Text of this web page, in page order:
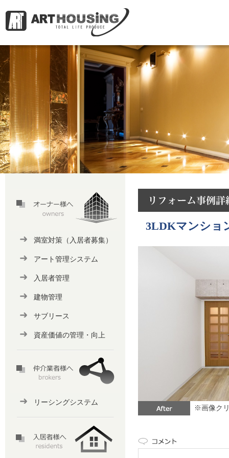
満室対策（入居者募集）
アート管理システム
入居者管理
建物管理
サブリース
資産価値の管理・向上
リーシングシステム
3LDKマンショ
※画像ク